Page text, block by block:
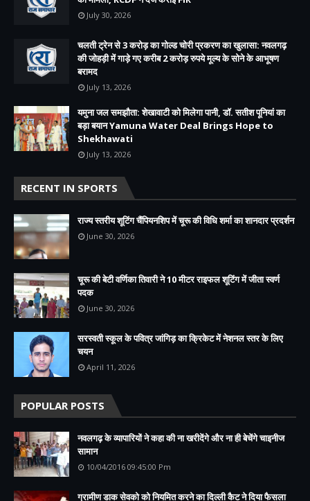
July 30, 2026
चलती ट्रेन से 3 करोड़ का गोल्ड चोरी प्रकरण का खुलासा: नवलगढ़
की जोहड़ी में गाड़े गए करीब 2 करोड़ रुपये मूल्य के सोने के आभूषण
बरामद
July 13, 2026
यमुना जल समझौता: शेखावाटी को मिलेगा पानी, डॉ. सतीश पूनियां का
बड़ा बयान Yamuna Water Deal Brings Hope to
Shekhawati
July 13, 2026
RECENT IN SPORTS
राज्य स्तरीय शूटिंग चैंपियनशिप में चूरू की विधि शर्मा का शानदार प्रदर्शन
June 30, 2026
चूरू की बेटी वर्णिका तिवारी ने 10 मीटर राइफल शूटिंग में जीता स्वर्ण
पदक
June 30, 2026
सरस्वती स्कूल के पवित्र जांगिड़ का क्रिकेट में नेशनल स्तर के लिए
चयन
April 11, 2026
POPULAR POSTS
नवलगढ़ के व्यापारियों ने कहा की ना खरीदेंगे और ना ही बेचेंगे चाइनीज
सामान
10/04/2016 09:45:00 Pm
ग्रामीण डाक सेवको को नियमित करने का दिल्ली कैट ने दिया फैसला